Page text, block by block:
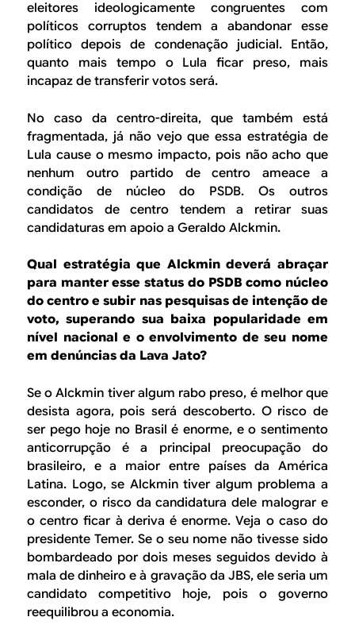
eleitores ideologicamente congruentes com
políticos corruptos tendem a abandonar esse
político depois de condenação judicial. Então,
quanto mais tempo o Lula ficar preso, mais
incapaz de transferir votos será.
No caso da centro-direita, que também está
fragmentada, já não vejo que essa estratégia de
Lula cause o mesmo impacto, pois não acho que
nenhum outro partido de centro ameace a
condição de núcleo do PSDB. Os outros
candidatos de centro tendem a retirar suas
candidaturas em apoio a Geraldo Alckmin.
Qual estratégia que Alckmin deverá abraçar
para manter esse status do PSDB como núcleo
do centro e subir nas pesquisas de intenção de
voto, superando sua baixa popularidade em
nível nacional e o envolvimento de seu nome
em denúncias da Lava Jato?
Se o Alckmin tiver algum rabo preso, é melhor que
desista agora, pois será descoberto. O risco de
ser pego hoje no Brasil é enorme, e o sentimento
anticorrupção é a principal preocupação do
brasileiro, e a maior entre países da América
Latina. Logo, se Alckmin tiver algum problema a
esconder, o risco da candidatura dele malograr e
o centro ficar à deriva é enorme. Veja o caso do
presidente Temer. Se o seu nome não tivesse sido
bombardeado por dois meses seguidos devido à
mala de dinheiro e à gravação da JBS, ele seria um
candidato competitivo hoje, pois o governo
reequilibrou a economia.